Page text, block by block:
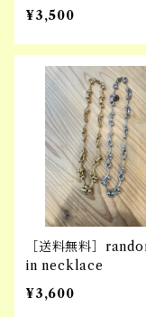
¥3,500
［送料無料］
in necklace
¥3,600